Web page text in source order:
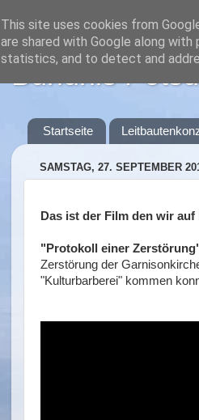
Bündnis
Startseite
SAMSTAG, 27. SEPTEMBER
Das ist der Film den wir
"Protokoll einer
Zerstörung der
"Kulturbarberei" kommen
This site uses cookies from
are shared with Google along
statistics, and to detect and